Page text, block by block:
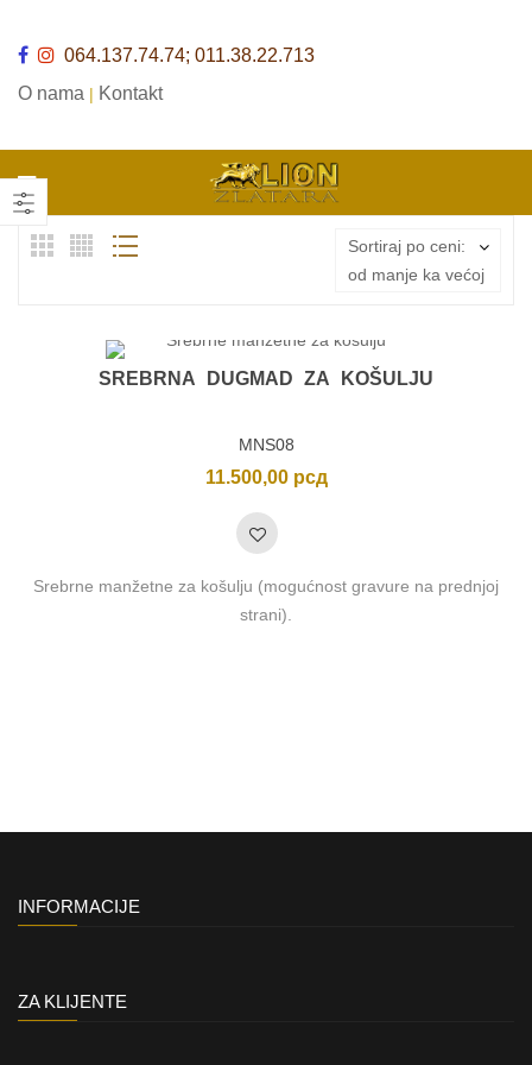
064.137.74.74; 011.38.22.713
O nama | Kontakt
Sortiraj po ceni:
od manje ka većoj
SREBRNA DUGMAD ZA KOŠULJU
MNS08
11.500,00 рсд
Srebrne manžetne za košulju (mogućnost gravure na prednjoj
strani).
INFORMACIJE
ZA KLIJENTE